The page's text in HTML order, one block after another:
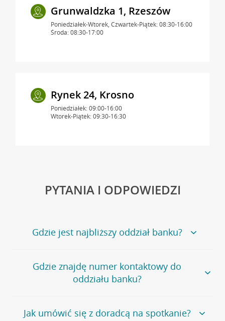
Grunwaldzka 1, Rzeszów
Poniedziałek-Wtorek, Czwartek-Piątek: 08:30-16:00
Środa: 08:30-17:00
Rynek 24, Krosno
Poniedziałek: 09:00-16:00
Wtorek-Piątek: 09:30-16:30
PYTANIA I ODPOWIEDZI
Gdzie jest najbliższy oddział banku?
Jeśli szukasz oddziału naszego banku, zapraszamy na
stronęPlacówki i bankomaty, na której znajduje się
wygodna wyszukiwarka.
oddziałów
Gdzie znajdę numer kontaktowy do
oddziału banku?
Bank Credit Agricole nie udostępnia ogólnego numeru
telefonu do placówki bankowej.
Jak umówić się z doradcą na spotkanie?